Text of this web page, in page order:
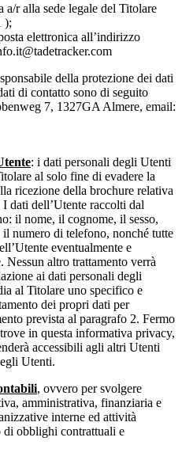
a/r alla sede legale del Titolare
);
elettronica all’indirizzo
della protezione dei dati
di contatto sono di seguito
7, 1327GA Almere, email:
: i dati personali degli Utenti
al solo fine di evadere la
ricezione della brochure relativa
dati dell’Utente raccolti dal
il nome, il cognome, il sesso,
numero di telefono, nonché tutte
eventualmente e
Nessun altro trattamento verrà
ai dati personali degli
al Titolare uno specifico e
dei propri dati per
prevista al paragrafo 2. Fermo
in questa informativa privacy,
accessibili agli altri Utenti
Utenti.
, ovvero per svolgere
amministrativa, finanziaria e
interne ed attività
obblighi contrattuali e